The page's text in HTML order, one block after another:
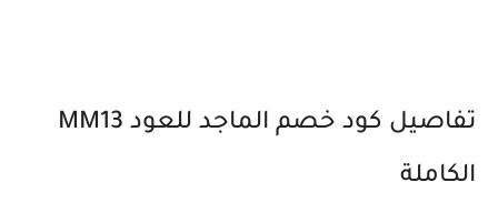
تفاصيل كود خصم الماجد للعود MM13
الكاملة